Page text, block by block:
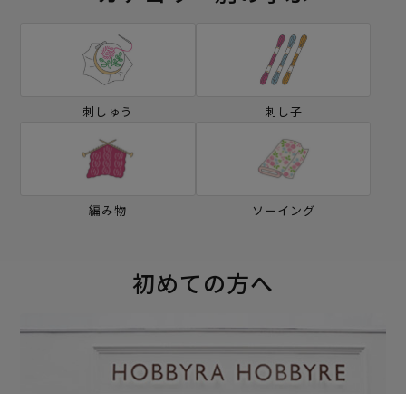
刺しゅう 刺し子
編み物 ソーイング
初めての方へ